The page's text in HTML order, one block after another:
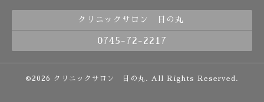
クリニックサロン 日の丸
0745-72-2217
©2026 クリニックサロン 日の丸 . All Rights Reserved.